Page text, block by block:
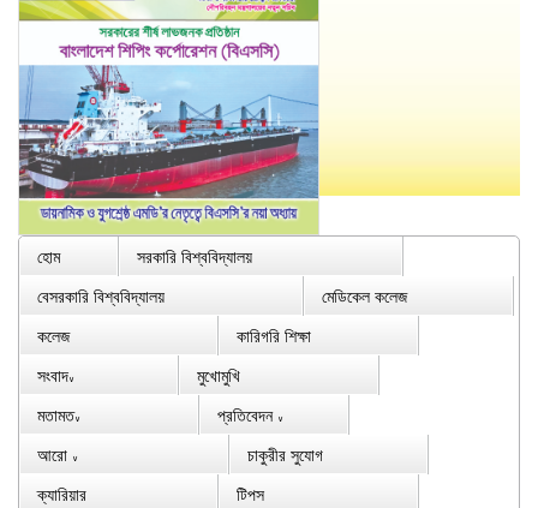
হোম
সরকারি বিশ্ববিদ্যালয়
বেসরকারি বিশ্ববিদ্যালয়
মেডিকেল কলেজ
কলেজ
কারিগরি শিক্ষা
সংবাদ∨
মুখোমুখি
মতামত∨ প্রতিবেদন ∨
আরো ∨
চাকুরীর সুযোগ
ক্যারিয়ার
টিপস